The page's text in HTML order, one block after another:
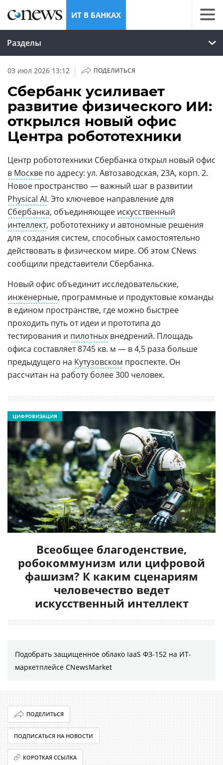
ИТ В БАНКАХ
Разделы
03 июл 2026 13:12 | ПОДЕЛИТЬСЯ
Сбербанк усиливает
развитие физического ИИ:
открылся новый офис
Центра робототехники
Центр робототехники Сбербанка открыл новый офис
в Москве по адресу: ул. Автозаводская, 23А, корп. 2.
Новое пространство — важный шаг в развитии
Physical AI. Это ключевое направление для
Сбербанка, объединяющее искусственный
интеллект, робототехнику и автономные решения
для создания систем, способных самостоятельно
действовать в физическом мире. Об этом CNews
сообщили представители Сбербанка.
Новый офис объединит исследовательские,
инженерные, программные и продуктовые команды
в едином пространстве, где можно быстрее
проходить путь от идеи и прототипа до
тестирования и пилотных внедрений. Площадь
офиса составляет 8745 кв. м — в 4,5 раза больше
предыдущего на Кутузовском проспекте. Он
рассчитан на работу более 300 человек.
Всеобщее благоденствие,
робокоммунизм или цифровой
фашизм? К каким сценариям
человечество ведет
искусственный интеллект
ЦИФРОВИЗАЦИЯ
Подобрать защищенное облако IaaS ФЗ-152 на ИТ-
маркетплейсе CNewsMarket
ПОДЕЛИТЬСЯ
ПОДПИСАТЬСЯ НА НОВОСТИ
КОРОТКАЯ ССЫЛКА